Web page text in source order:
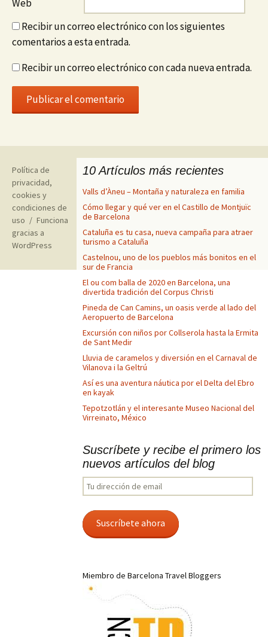
Web
Recibir un correo electrónico con los siguientes
comentarios a esta entrada.
Recibir un correo electrónico con cada nueva entrada.
10 Artículos más recientes
Valls d’Àneu – Montaña y naturaleza en familia
Cómo llegar y qué ver en el Castillo de Montjuïc
de Barcelona
Cataluña es tu casa, nueva campaña para atraer
turismo a Cataluña
Castelnou, uno de los pueblos más bonitos en el
sur de Francia
El ou com balla de 2020 en Barcelona, una
divertida tradición del Corpus Christi
Pineda de Can Camins, un oasis verde al lado del
Aeropuerto de Barcelona
Excursión con niños por Collserola hasta la Ermita
de Sant Medir
Lluvia de caramelos y diversión en el Carnaval de
Vilanova i la Geltrú
Así es una aventura náutica por el Delta del Ebro
en kayak
Tepotzotlán y el interesante Museo Nacional del
Virreinato, México
Suscríbete y recibe el primero los
nuevos artículos del blog
Tu
dirección
email
Suscríbete ahora
Miembro de Barcelona Travel Bloggers
Política de
privacidad,
cookies y
condiciones de
uso
Funciona
gracias a
WordPress